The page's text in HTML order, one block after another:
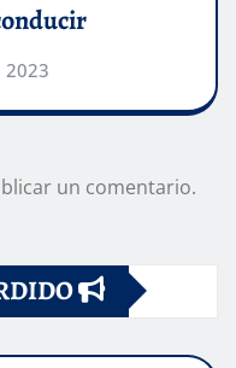
2023
un comentario.